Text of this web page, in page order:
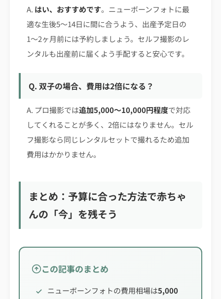
A. はい、おすすめです。ニューボーンフォトに最
適な生後5〜14日に間に合うよう、出産予定日の
1〜2ヶ月前には予約しましょう。セルフ撮影のレ
ンタルも出産前に届くよう手配すると安心です。
Q. 双子の場合、費用は2倍になる？
A. プロ撮影では追加5,000〜10,000円程度で対応
してくれることが多く、2倍にはなりません。セル
フ撮影なら同じレンタルセットで撮れるため追加
費用はかかりません。
まとめ：予算に合った方法で赤ちゃ
んの「今」を残そう
この記事のまとめ
ニューボーンフォトの費用相場は5,000